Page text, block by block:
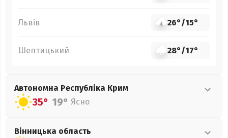
Львів 26°/15°
Шептицький 28°/17°
Автономна Республіка Крим
35° 19° Ясно
Вінницька область